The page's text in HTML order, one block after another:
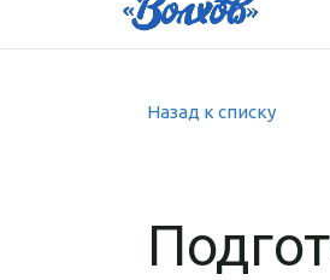
Назад к списку